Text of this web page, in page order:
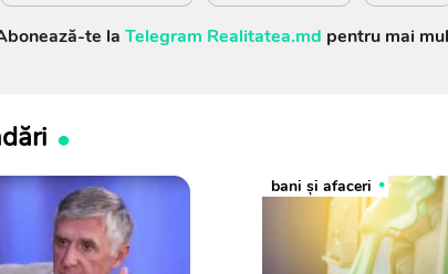
te la Telegram Realitatea.md pentru mai
bani și afaceri